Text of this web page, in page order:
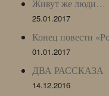
Живут же люди…
25.01.2017
Конец повести
01.01.2017
ДВА РАССКАЗА
14.12.2016